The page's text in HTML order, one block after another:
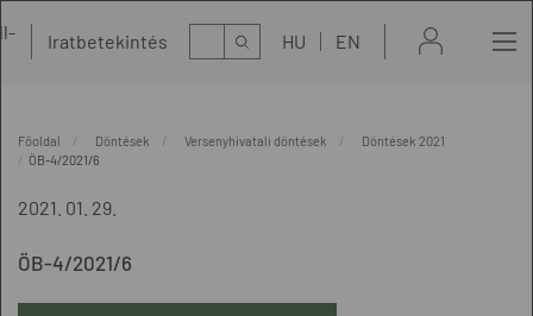
Iratbetekintés Kereső HU EN
Főoldal Döntések Versenyhivatali döntések
Döntések 2021
ÖB-4/2021/6
2021. 01. 29.
ÖB-4/2021/6